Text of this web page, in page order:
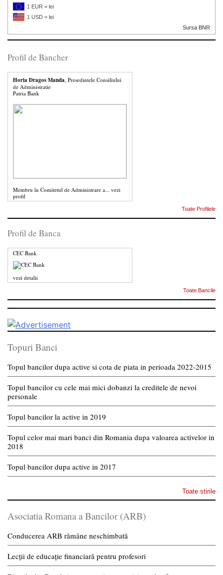
1 EUR = lei
1 USD = lei
Sursa BNR
Profil de Bancher
Horia Dragos Manda, Presedintele Consiliului
de Administratie
Patria Bank
Membru în Comitetul de Administrare a... vezi
profil
Toate Profilele
Profil de Banca
CEC Bank
vezi detalii
Toate Bancile
Topuri Banci
Topul bancilor dupa active si cota de piata in perioada 2022-2015
Topul bancilor cu cele mai mici dobanzi la creditele de nevoi
personale
Topul bancilor la active in 2019
Topul celor mai mari banci din Romania dupa valoarea activelor in
2018
Topul bancilor dupa active in 2017
Toate stirile
Asociatia Romana a Bancilor (ARB)
Conducerea ARB rămâne neschimbată
Lecții de educație financiară pentru profesori